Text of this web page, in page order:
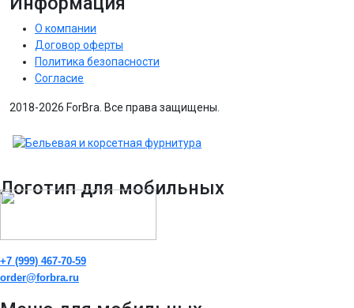
О компании
Договор оферты
Политика безопасности
Согласие
2018-2026 ForBra. Все права защищены.
Логотип для мобильных
+7 (999) 467-70-59
order@forbra.ru